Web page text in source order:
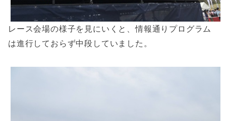
レース会場の様子を見にいくと、情報通りプログラム
は進行しておらず中段していました。